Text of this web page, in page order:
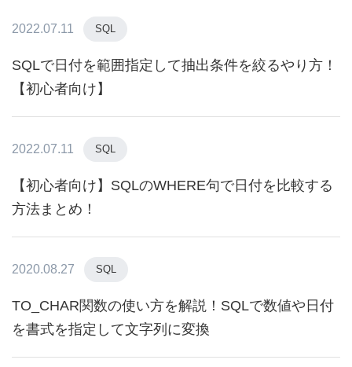
2022.07.11 SQL
SQLで日付を範囲指定して抽出条件を絞るやり方！
【初心者向け】
2022.07.11 SQL
【初心者向け】SQLのWHERE句で日付を比較する
方法まとめ！
2020.08.27 SQL
TO_CHAR関数の使い方を解説！SQLで数値や日付
を書式を指定して文字列に変換